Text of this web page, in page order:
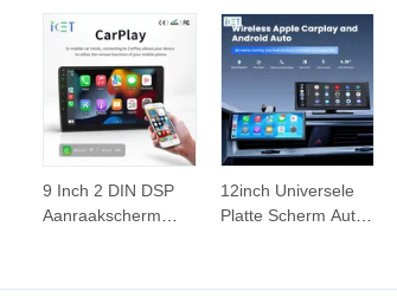
9 Inch 2 DIN DSP
Aanraakscherm
12inch Universele
Platte Scherm Auto
Auto Slimme